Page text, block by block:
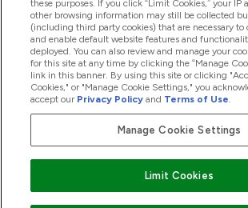
a lender. Frasers Plus is a credit product
Group Financial Services Limited (FRN:
to your financial circumstances. For
services, Frasers Group Financial Services
agent of Transact Payments Limited, a
and regulated by the Gibraltar Financial
as an electronic money institution. Missed
affect your credit score
these purposes. If you click “Limit Cookies,” your IP
other browsing information may still be collected
(including third party cookies) that are necessary to
and enable default website features and
deployed. You can also review and manage your
for this site at any time by clicking the “Manage
link in this banner. By using this site or clicking
Cookies," or "Manage Cookie Settings," you
accept our Privacy Policy and Terms of Use.
Manage Cookie Settings
Limit Cookies